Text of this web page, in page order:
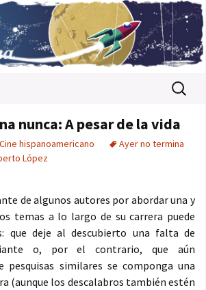
Buscar:
nunca: A pesar de la vida
Cine hispanoamericano
Ayer no termina
López
de algunos autores por abordar una y
temas a lo largo de su carrera puede
que deje al descubierto una falta de
o, por el contrario, que aún
pesquisas similares se componga una
(aunque los descalabros también estén